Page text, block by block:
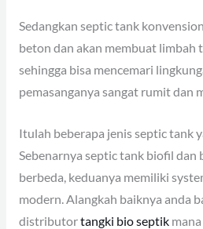
Sedangkan septic tank
beton dan akan membuat limbah
sehingga bisa mencemari
pemasanganya sangat rumit dan
Itulah beberapa jenis septic tank
Sebenarnya septic tank biofil
berbeda, keduanya memiliki
modern. Alangkah baiknya anda
distributortangki bio septikmana